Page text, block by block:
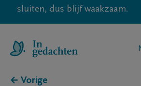
sluiten, dus blijf waakzaam.
← Vorige